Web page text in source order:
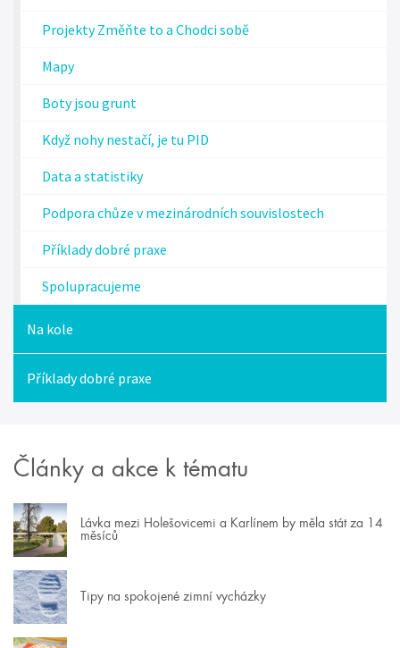
Projekty Změňte to a Chodci sobě
Mapy
Boty jsou grunt
Když nohy nestačí, je tu PID
Data a statistiky
Podpora chůze v mezinárodních souvislostech
Příklady dobré praxe
Spolupracujeme
Na kole
Příklady dobré praxe
Články a akce k tématu
Lávka mezi Holešovicemi a Karlínem by měla stát za 14
měsíců
Tipy na spokojené zimní vycházky